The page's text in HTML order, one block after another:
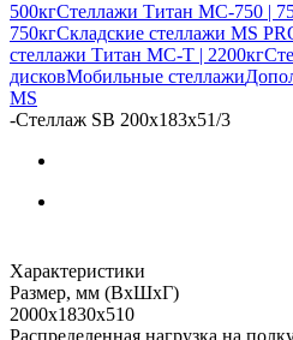
500кгСтеллажи Титан МС-750 |
750кгСкладские стеллажи MS
стеллажи Титан МС-Т | 2200кг
дисковМобильные стеллажи
MS
-Стеллаж SB 200x183x51/3
Характеристики
Размер, мм (ВхШхГ)
2000x1830x510
Распределенная нагрузка на